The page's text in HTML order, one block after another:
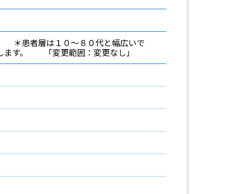
＊患者層は１０～８０代と幅広いで
ます。 「変更範囲：変更なし」